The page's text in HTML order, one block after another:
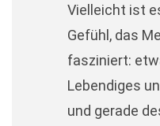
Vielleicht ist
Gefühl, das
fasziniert:
Lebendiges
und gerade